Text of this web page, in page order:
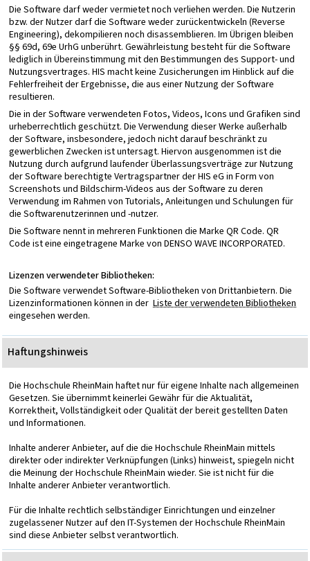
Die Software darf weder vermietet noch verliehen werden. Die Nutzerin
bzw. der Nutzer darf die Software weder zurückentwickeln (Reverse
Engineering), dekompilieren noch disassemblieren. Im Übrigen bleiben
§§ 69d, 69e UrhG unberührt. Gewährleistung besteht für die Software
lediglich in Übereinstimmung mit den Bestimmungen des Support- und
Nutzungsvertrages. HIS macht keine Zusicherungen im Hinblick auf die
Fehlerfreiheit der Ergebnisse, die aus einer Nutzung der Software
resultieren.
Die in der Software verwendeten Fotos, Videos, Icons und Grafiken sind
urheberrechtlich geschützt. Die Verwendung dieser Werke außerhalb
der Software, insbesondere, jedoch nicht darauf beschränkt zu
gewerblichen Zwecken ist untersagt. Hiervon ausgenommen ist die
Nutzung durch aufgrund laufender Überlassungsverträge zur Nutzung
der Software berechtigte Vertragspartner der HIS eG in Form von
Screenshots und Bildschirm-Videos aus der Software zu deren
Verwendung im Rahmen von Tutorials, Anleitungen und Schulungen für
die Softwarenutzerinnen und -nutzer.
Die Software nennt in mehreren Funktionen die Marke QR Code. QR
Code ist eine eingetragene Marke von DENSO WAVE INCORPORATED.
Lizenzen verwendeter Bibliotheken:
Die Software verwendet Software-Bibliotheken von Drittanbietern. Die
Lizenzinformationen können in der Liste der verwendeten Bibliotheken
eingesehen werden.
Haftungshinweis
Die Hochschule RheinMain haftet nur für eigene Inhalte nach allgemeinen
Gesetzen. Sie übernimmt keinerlei Gewähr für die Aktualität,
Korrektheit, Vollständigkeit oder Qualität der bereit gestellten Daten
und Informationen.
Inhalte anderer Anbieter, auf die die Hochschule RheinMain mittels
direkter oder indirekter Verknüpfungen (Links) hinweist, spiegeln nicht
die Meinung der Hochschule RheinMain wieder. Sie ist nicht für die
Inhalte anderer Anbieter verantwortlich.
Für die Inhalte rechtlich selbständiger Einrichtungen und einzelner
zugelassener Nutzer auf den IT-Systemen der Hochschule RheinMain
sind diese Anbieter selbst verantwortlich.